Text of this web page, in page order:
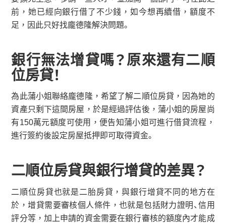
前，她已經向銀行借了不少錢，如今想再續借，額度不
足，因此只好找龐德隆解決問題。
銀行無法增貸嗎？原來還有二順
位房貸！
為此蒲小姐聯絡龐德隆，希望了解二順位房貸，因為她的
資產只剩下這間房屋，於是經過評估後，蒲小姐的房屋尚
有150萬元額度可使用，便告知蒲小姐可進行借貸流程，
進行簽約後設定房屋抵押即可取得資金。
二順位房貸與銀行增貸的差異？
二順位房貸也就是二胎房貸，與銀行增貸不同的地方在
於，增貸需要審核個人條件，也就是包括財力證明、信用
評分等，加上申請的資金需要在銀行審核的額度內才能成